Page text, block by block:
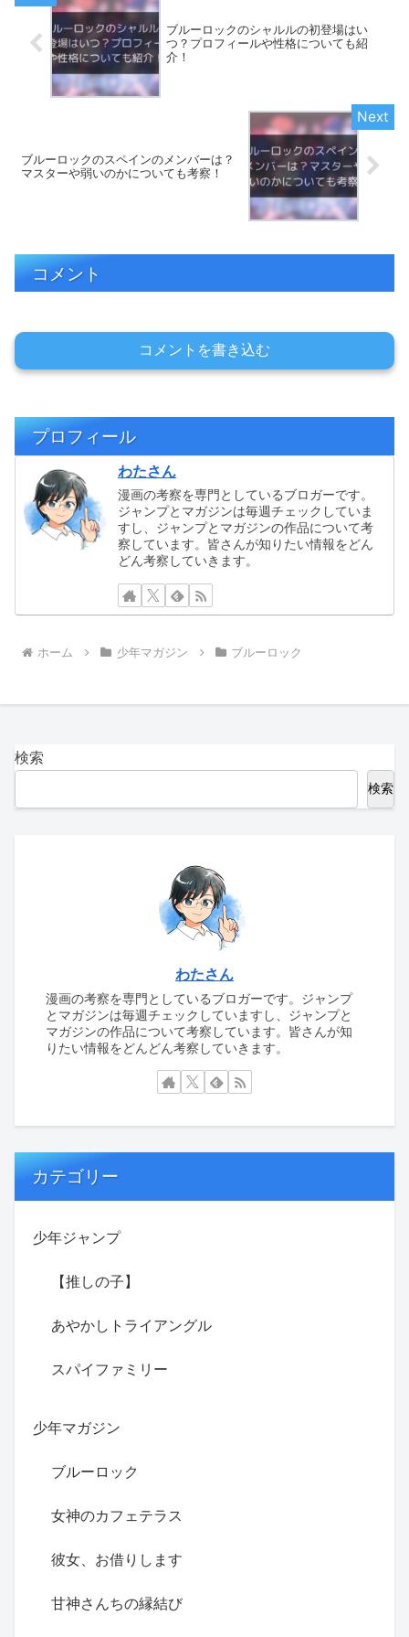
ブルーロックのシャルルの初登場はい
つ？プロフィールや性格についても紹
介！
ブルーロックのスペインのメンバーは？
マスターや弱いのかについても考察！
コメント
コメントを書き込む
プロフィール
わたさん
漫画の考察を専門としているブロガーです。
ジャンプとマガジンは毎週チェックしていま
すし、ジャンプとマガジンの作品について考
察しています。皆さんが知りたい情報をどん
どん考察していきます。
ホーム 少年マガジン ブルーロック
検索
検索
わたさん
漫画の考察を専門としているブロガーです。ジャンプ
とマガジンは毎週チェックしていますし、ジャンプと
マガジンの作品について考察しています。皆さんが知
りたい情報をどんどん考察していきます。
カテゴリー
少年ジャンプ
【推しの子】
あやかしトライアングル
スパイファミリー
少年マガジン
ブルーロック
女神のカフェテラス
彼女、お借りします
甘神さんちの縁結び